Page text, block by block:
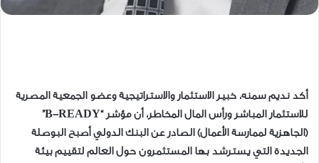
أكد نديم سمنه، خبير الاستثمار والاستراتيجية وعضو الجمعية المصرية
للاستثمار المباشر ورأس المال المخاطر، أن مؤشر “B-READY”
(الجاهزية لممارسة الأعمال) الصادر عن البنك الدولي أصبح البوصلة
الجديدة التي يسترشد بها المستثمرون حول العالم لتقييم بيئة